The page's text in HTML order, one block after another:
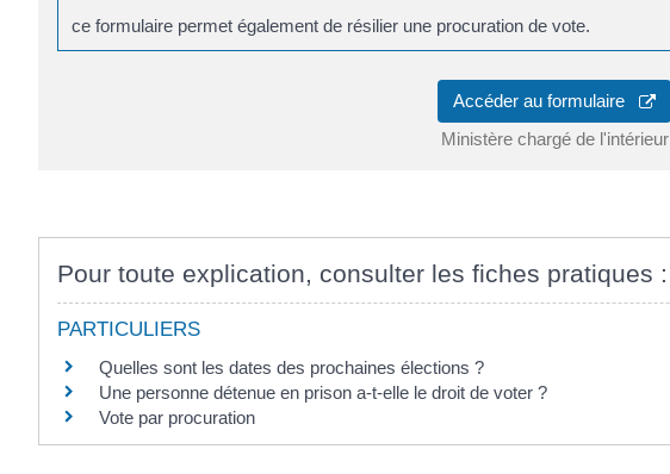
ce formulaire permet également de résilier une procuration de vote.
Accéder au formulaire
Ministère chargé de l'intérieur
Pour toute explication, consulter les fiches pratiques :
PARTICULIERS
Quelles sont les dates des prochaines élections ?
Une personne détenue en prison a-t-elle le droit de voter ?
Vote par procuration